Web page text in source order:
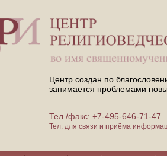
Центр создан по
занимается проблемами
Тел./факс: +7-495-646-71-
Тел. для связи и приёма